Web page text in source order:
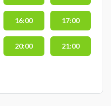
16:00 17:00
20:00 21:00